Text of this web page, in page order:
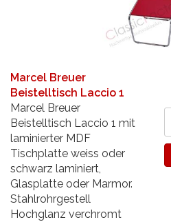
Marcel Breuer
Beistelltisch Laccio 1
Marcel Breuer
Beistelltisch Laccio 1 mit
laminierter MDF
Tischplatte weiss oder
schwarz laminiert,
Glasplatte oder Marmor.
Stahlrohrgestell
Hochglanz verchromt